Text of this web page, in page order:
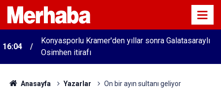
16:04
Konyasporlu Kramer'den yıllar sonra Galatasaraylı
Osimhen itirafı
Anasayfa Yazarlar On bir ayın sultanı geliyor